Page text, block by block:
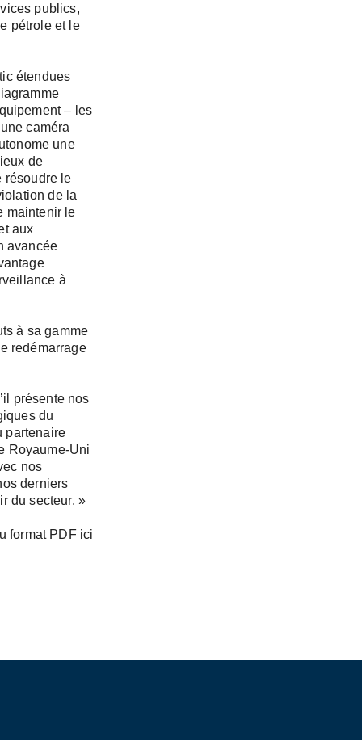
publics,
pétrole et le
étendues
– les
caméra
une
de
résoudre le
de la
maintenir le
aux
avancée
à
à sa gamme
redémarrage
présente nos
du
partenaire
Royaume-Uni
nos
derniers
du secteur. »
format PDF ici